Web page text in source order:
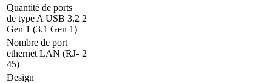
Quantité de ports
de type A USB 3.2
Gen 1 (3.1 Gen 1)
2
Nombre de port
ethernet LAN (RJ-
45)
2
Design